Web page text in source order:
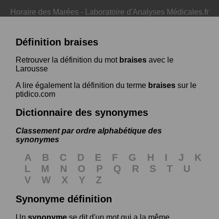
Horaire des Marées - Laboratoire d'Analyses Médicales.fr
Définition braises
Retrouver la définition du mot braises avec le
Larousse
A lire également la définition du terme braises sur le
ptidico.com
Dictionnaire des synonymes
Classement par ordre alphabétique des
synonymes
A B C D E F G H I J
K
L
M N O P Q R S T
U
V
W X Y
Z
Synonyme définition
Un synonyme se dit d'un mot qui a la même